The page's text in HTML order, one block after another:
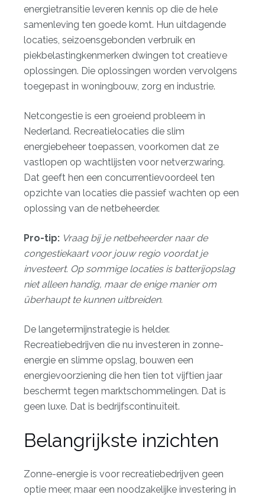
energietransitie leveren kennis op die de hele
samenleving ten goede komt. Hun uitdagende
locaties, seizoensgebonden verbruik en
piekbelastingkenmerken dwingen tot creatieve
oplossingen. Die oplossingen worden vervolgens
toegepast in woningbouw, zorg en industrie.
Netcongestie is een groeiend probleem in
Nederland. Recreatielocaties die slim
energiebeheer toepassen, voorkomen dat ze
vastlopen op wachtlijsten voor netverzwaring.
Dat geeft hen een concurrentievoordeel ten
opzichte van locaties die passief wachten op een
oplossing van de netbeheerder.
Pro-tip: Vraag bij je netbeheerder naar de
congestiekaart voor jouw regio voordat je
investeert. Op sommige locaties is batterijopslag
niet alleen handig, maar de enige manier om
überhaupt te kunnen uitbreiden.
De langetermijnstrategie is helder.
Recreatiebedrijven die nu investeren in zonne-
energie en slimme opslag, bouwen een
energievoorziening die hen tien tot vijftien jaar
beschermt tegen marktschommelingen. Dat is
geen luxe. Dat is bedrijfscontinuïteit.
Belangrijkste inzichten
Zonne-energie is voor recreatiebedrijven geen
optie meer, maar een noodzakelijke investering in